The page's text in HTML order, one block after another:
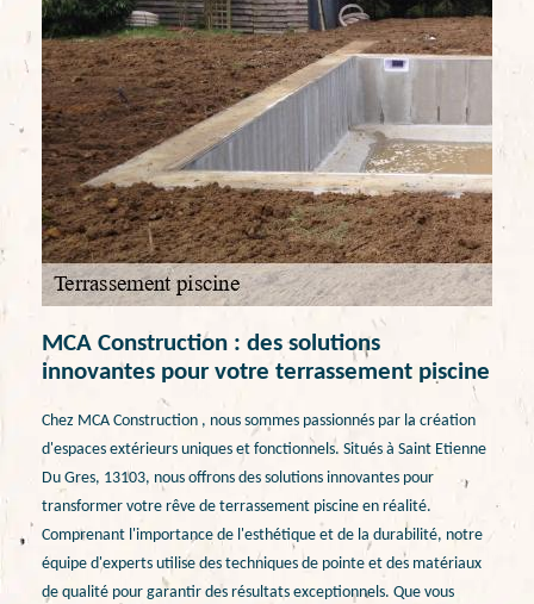
MCA Construction : des solutions
innovantes pour votre terrassement piscine
Chez MCA Construction , nous sommes passionnés par la création
d'espaces extérieurs uniques et fonctionnels. Situés à Saint Etienne
Du Gres, 13103, nous offrons des solutions innovantes pour
transformer votre rêve de terrassement piscine en réalité.
Comprenant l'importance de l'esthétique et de la durabilité, notre
équipe d'experts utilise des techniques de pointe et des matériaux
de qualité pour garantir des résultats exceptionnels. Que vous